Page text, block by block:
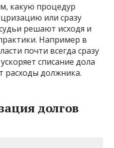
какую процедур
или сразу
решают исходя и
Например в
почти всегда сразу
списание дола
расходы должника.
долгов